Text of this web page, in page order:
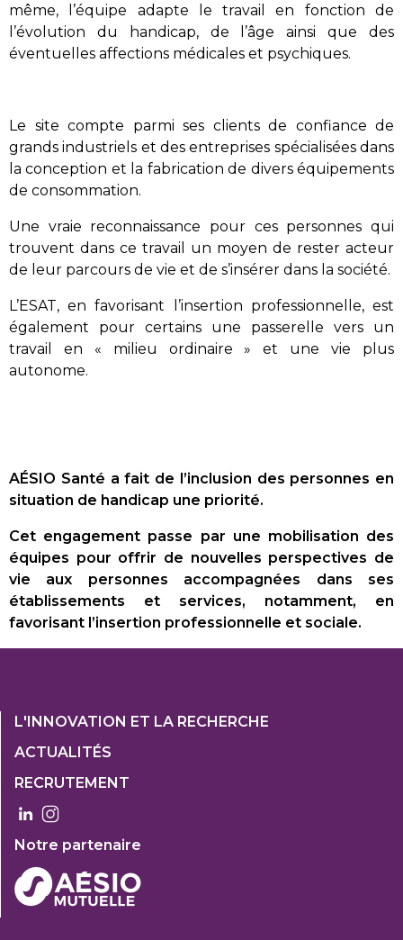
même, l’équipe adapte le travail en fonction de
l’évolution du handicap, de l’âge ainsi que des
éventuelles affections médicales et psychiques.
Le site compte parmi ses clients de confiance de
grands industriels et des entreprises spécialisées dans
la conception et la fabrication de divers équipements
de consommation.
Une vraie reconnaissance pour ces personnes qui
trouvent dans ce travail un moyen de rester acteur
de leur parcours de vie et de s’insérer dans la société.
L’ESAT, en favorisant l’insertion professionnelle, est
également pour certains une passerelle vers un
travail en « milieu ordinaire » et une vie plus
autonome.
AÉSIO Santé a fait de l’inclusion des personnes en
situation de handicap une priorité.
Cet engagement passe par une mobilisation des
équipes pour offrir de nouvelles perspectives de
vie aux personnes accompagnées dans ses
établissements et services, notamment, en
favorisant l’insertion professionnelle et sociale.
Footer
1
Col
3
L'INNOVATION ET LA RECHERCHE
ACTUALITÉS
RECRUTEMENT
Notre partenaire